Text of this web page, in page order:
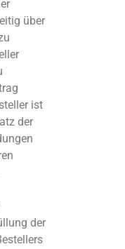
über
ist
der
der